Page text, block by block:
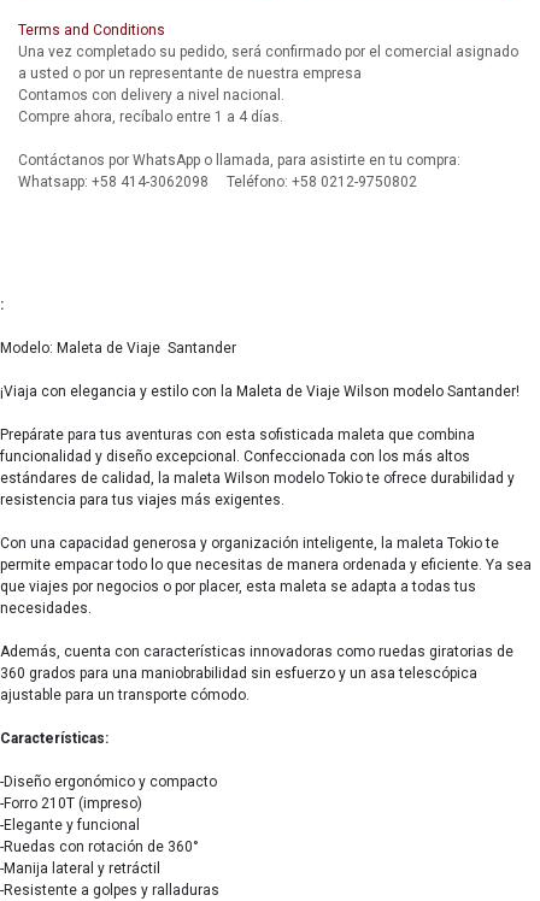
Terms and Conditions
Una vez completado su pedido, será confirmado por el comercial asignado
a usted o por un representante de nuestra empresa
Contamos con delivery a nivel nacional.
Compre ahora, recíbalo entre 1 a 4 días.
Contáctanos por WhatsApp o llamada, para asistirte en tu compra:
Whatsapp: +58 414-3062098 Teléfono: +58 0212-9750802
:
Modelo: Maleta de Viaje Santander
¡Viaja con elegancia y estilo con la Maleta de Viaje Wilson modelo Santander!
Prepárate para tus aventuras con esta sofisticada maleta que combina
funcionalidad y diseño excepcional. Confeccionada con los más altos
estándares de calidad, la maleta Wilson modelo Tokio te ofrece durabilidad y
resistencia para tus viajes más exigentes.
Con una capacidad generosa y organización inteligente, la maleta Tokio te
permite empacar todo lo que necesitas de manera ordenada y eficiente. Ya sea
que viajes por negocios o por placer, esta maleta se adapta a todas tus
necesidades.
Además, cuenta con características innovadoras como ruedas giratorias de
360 grados para una maniobrabilidad sin esfuerzo y un asa telescópica
ajustable para un transporte cómodo.
Características:
-Diseño ergonómico y compacto
-Forro 210T (impreso)
-Elegante y funcional
-Ruedas con rotación de 360°
-Manija lateral y retráctil
-Resistente a golpes y ralladuras